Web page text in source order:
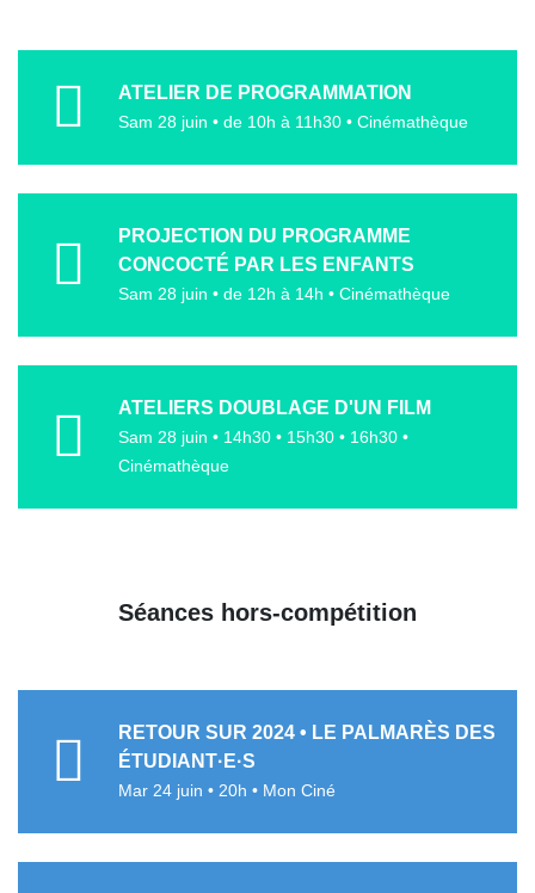
ATELIER DE PROGRAMMATION
Sam 28 juin • de 10h à 11h30 • Cinémathèque
PROJECTION DU PROGRAMME
CONCOCTÉ PAR LES ENFANTS
Sam 28 juin • de 12h à 14h • Cinémathèque
ATELIERS DOUBLAGE D'UN FILM
Sam 28 juin • 14h30 • 15h30 • 16h30 •
Cinémathèque
Séances hors-compétition
RETOUR SUR 2024 • LE PALMARÈS DES
ÉTUDIANT·E·S
Mar 24 juin • 20h • Mon Ciné